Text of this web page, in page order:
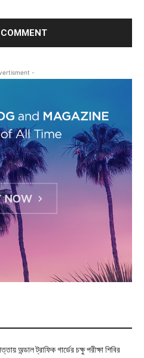
-
অন্ডাল ট্রাফিক গার্ডের চক্ষু পরীক্ষা শিবির